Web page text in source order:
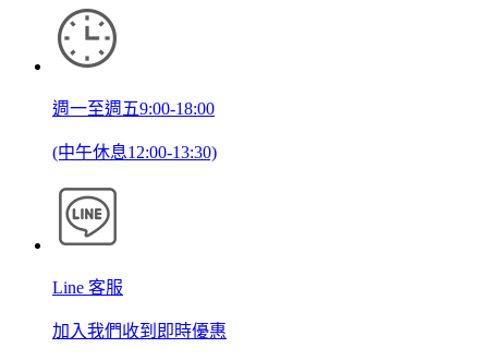
週一至週五9:00-18:00
(中午休息12:00-13:30)
Line 客服
加入我們收到即時優惠